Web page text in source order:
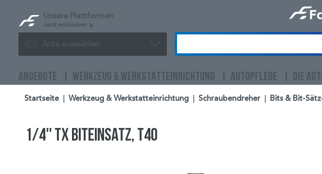
Unsere Plattformen
Jetzt entdecken
Auto auswählen
ANGEBOTE WERKZEUG & WERKSTATTEINRICHTUNG AUTOPFLEGE DIE
Startseite Werkzeug & Werkstatteinrichtung Schraubendreher Bits & Bit-
1/4'' TX Biteinsatz, T40